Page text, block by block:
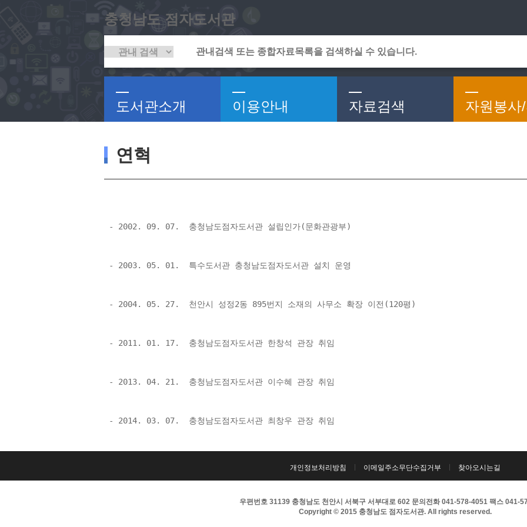
충청남도 점자도서관
도서관소개 이용안내 자료검색 자원봉사
연혁
- 2002. 09. 07.  충청남도점자도서관 설립인가(문화관광부)
- 2003. 05. 01.  특수도서관 충청남도점자도서관 설치 운영
- 2004. 05. 27.  천안시 성정2동 895번지 소재의 사무소 확장 이전(120평)
- 2011. 01. 17.  충청남도점자도서관 한창석 관장 취임
- 2013. 04. 21.  충청남도점자도서관 이수혜 관장 취임
- 2014. 03. 07.  충청남도점자도서관 최창우 관장 취임
개인정보처리방침 이메일주소무단수집거부 찾아오시는길
우편번호 31139 충청남도 천안시 서북구 서부대로 602 문의전화 041-578-4051 팩스 041-
Copyright © 2015 충청남도 점자도서관. All rights reserved.